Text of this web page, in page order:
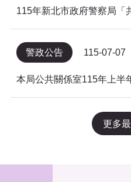
警政公告 115-07-07
更多